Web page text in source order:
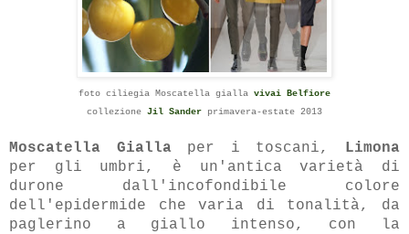
foto ciliegia Moscatella gialla vivai Belfiore
collezione Jil Sander primavera-estate 2013
Moscatella Giallaper i toscani, Limona
per gli umbri, è un'antica varietà di
durone dall'incofondibile colore
dell'epidermide che varia di tonalità, da
paglerino a giallo intenso, con la